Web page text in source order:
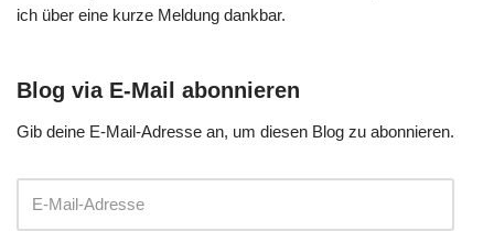
ich über eine kurze Meldung dankbar.
Blog via E-Mail abonnieren
Gib deine E-Mail-Adresse an, um diesen Blog zu abonnieren.